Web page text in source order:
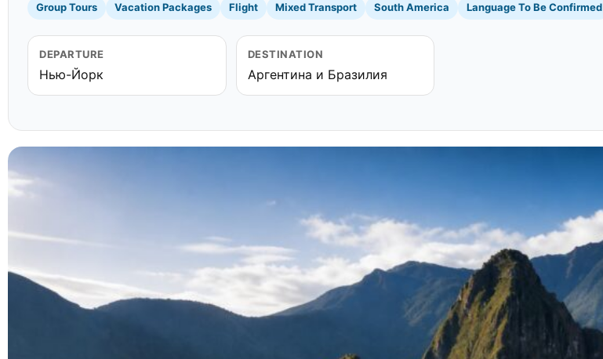
Group Tours Vacation Packages Flight Mixed Transport South America Language To Be Confirmed
DEPARTURE
Нью-Йорк
DESTINATION
Аргентина и Бразилия